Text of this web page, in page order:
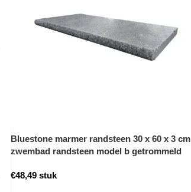
Bluestone marmer randsteen 30 x 60 x 3 cm
zwembad randsteen model b getrommeld
€48,49 stuk